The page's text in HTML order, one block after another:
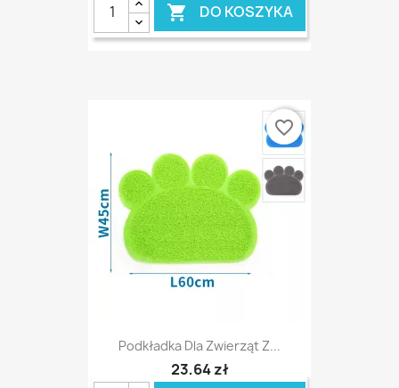
 DO KOSZYKA
Podkładka Dla Zwierząt Z...
23,64 zł
favorite_border